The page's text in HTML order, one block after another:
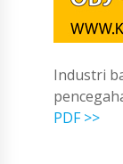
Industri
PDF >>